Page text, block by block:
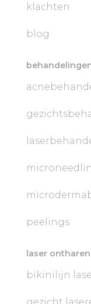
klachten
blog
peelings
laser ontharen
bikinilijn